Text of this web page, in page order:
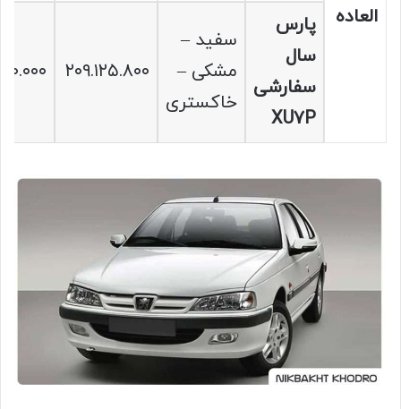
العاده
پارس
سال
سفارشی
XU7P
سفید –
مشکی –
خاکستری
۲۰۹.۱۲۵.۸۰۰